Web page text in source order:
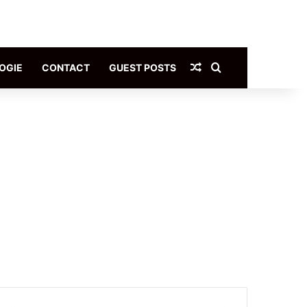
CONTACT GUEST POSTS Article Aléatoire